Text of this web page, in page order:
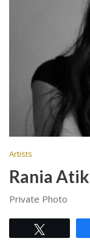
Artists
Rania
Private Photo